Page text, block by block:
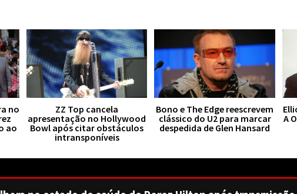
no
ao
ZZ Top cancela
apresentação no Hollywood
Bowl após citar obstáculos
intransponíveis
Bono e The Edge reescrevem
clássico do U2 para marcar
despedida de Glen Hansard
A